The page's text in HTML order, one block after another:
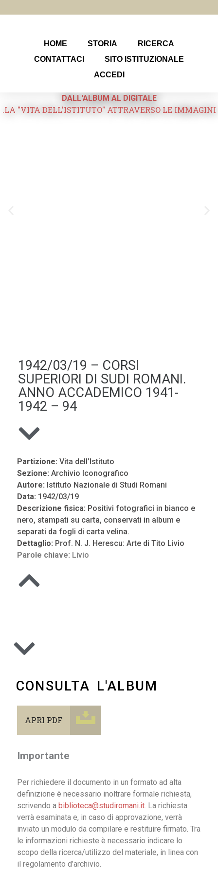
HOME STORIA
RICERCA
CONTATTACI
SITO ISTITUZIONALE
ACCEDI
DALL'ALBUM AL DIGITALE
.LA "VITA DELL'ISTITUTO" ATTRAVERSO LE IMMAGINI
1942/03/19 – CORSI
SUPERIORI DI SUDI ROMANI.
ANNO ACCADEMICO 1941-
1942 – 94
Partizione: Vita dell’Istituto
Sezione: Archivio Iconografico
Autore: Istituto Nazionale di Studi Romani
Data: 1942/03/19
Descrizione fisica: Positivi fotografici in bianco e
nero, stampati su carta, conservati in album e
separati da fogli di carta velina.
Dettaglio: Prof. N. J. Herescu: Arte di Tito Livio
Parole chiave: Livio
CONSULTA L'ALBUM
APRI PDF
Importante
Per richiedere il documento in un formato ad alta
definizione è necessario inoltrare formale richiesta,
scrivendo a biblioteca@studiromani.it. La richiesta
verrà esaminata e, in caso di approvazione, verrà
inviato un modulo da compilare e restituire firmato. Tra
le informazioni richieste è necessario indicare lo
scopo della ricerca/utilizzo del materiale, in linea con
il regolamento d’archivio.